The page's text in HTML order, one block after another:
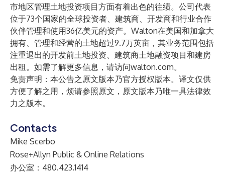
市地区管理土地投资项目方面有着出色的往绩。公司代表
位于73个国家的全球投资者、建筑商、开发商和行业合作
伙伴管理和使用36亿美元的资产。Walton在美国和加拿大
拥有、管理和经营的土地超过9.7万英亩，其业务范围包括
注重退出的开发前土地投资、建筑商土地融资项目和建房
出租。如需了解更多信息，请访问walton.com。
免责声明：本公告之原文版本乃官方授权版本。译文仅供
方便了解之用，烦请参照原文，原文版本乃唯一具法律效
力之版本。
Contacts
Mike Scerbo
Rose+Allyn Public & Online Relations
办公室：480.423.1414